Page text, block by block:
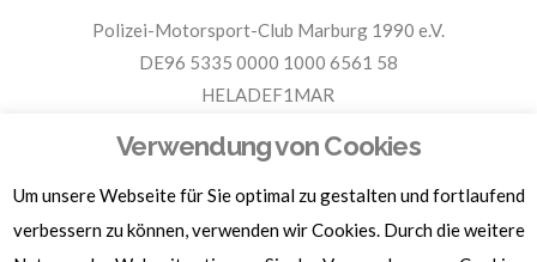
Polizei-Motorsport-Club Marburg 1990 e.V.
DE96 5335 0000 1000 6561 58
HELADEF1MAR
Für Spendenbescheinigungen, Sachspenden und weitere
Informationen, hier klicken.
Verwendung von Cookies
Um unsere Webseite für Sie optimal zu gestalten und fortlaufend
verbessern zu können, verwenden wir Cookies. Durch die weitere